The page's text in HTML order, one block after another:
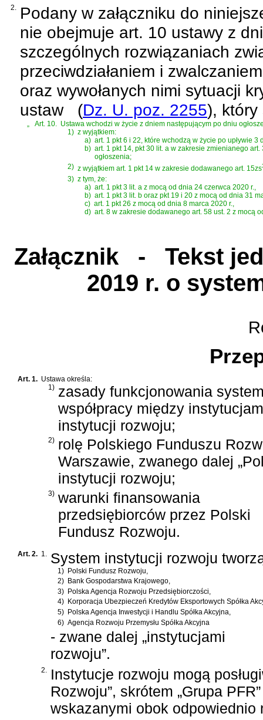
2. Podany w załączniku do
nie obejmuje art. 10 ustawy z
szczególnych rozwiązaniach
przeciwdziałaniem i
oraz wywołanych nimi sytuacji
ustaw
(Dz. U. poz. 2255), który
„ Art. 10. Ustawa wchodzi w życie z dniem następującym po dniu
1) z wyjątkiem:
a) art. 1 pkt 6 i 22, które wchodzą w życie po upływie 3
b) art. 1 pkt 14, pkt 30 lit. a w zakresie zmienianego
ogłoszenia;
2) z wyjątkiem art. 1 pkt 14 w zakresie dodawanego art. 15zs
3) z tym, że:
a) art. 1 pkt 3 lit. a z mocą od dnia 24 czerwca 2020 r.,
b) art. 1 pkt 3 lit. b oraz pkt 19 i 20 z mocą od dnia 31
c) art. 1 pkt 26 z mocą od dnia 8 marca 2020 r.,
d) art. 8 w zakresie dodawanego art. 58 ust. 2 z mocą
Załącznik - Tekst
2019 r. o
Art. 1. Ustawa określa:
1) zasady funkcjonowania
współpracy między
instytucji rozwoju;
2) rolę Polskiego Funduszu
Warszawie, zwanego dalej
instytucji rozwoju;
3) warunki finansowania
przedsiębiorców przez Polski
Fundusz Rozwoju.
Art. 2. 1. System instytucji rozwoju
1) Polski Fundusz Rozwoju,
2) Bank Gospodarstwa Krajowego,
3) Polska Agencja Rozwoju Przedsiębiorczości,
4) Korporacja Ubezpieczeń Kredytów Eksportowych Spółka
5) Polska Agencja Inwestycji i Handlu Spółka Akcyjna,
6) Agencja Rozwoju Przemysłu Spółka Akcyjna
- zwane dalej „instytucjami
rozwoju”.
2. Instytucje rozwoju mogą
Rozwoju”, skrótem „Grupa
wskazanymi obok